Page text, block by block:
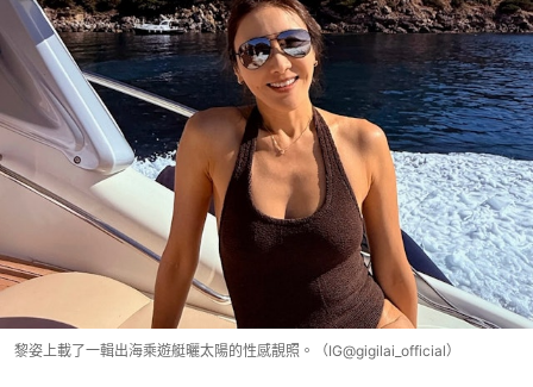
黎姿上載了一輯出海乘遊艇曬太陽的性感靚照。（IG@gigilai_official）